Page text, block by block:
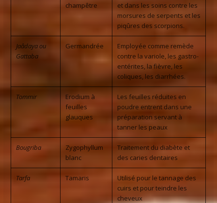
champêtre
et dans les soins contre les
morsures de serpents et les
piqûres des scorpions.
Jaâdaya ou
Gattaba
Germandrée
Employée comme remède
contre la variole, les gastro-
entérites, la fièvre, les
coliques, les diarrhées.
Tommir
Erodium à
feuilles
glauques
Les feuilles réduites en
poudre entrent dans une
préparation servant à
tanner les peaux
Bougriba
Zygophyllum
blanc
Traitement du diabète et
des caries dentaires
Tarfa Tamaris
Utilisé pour le tannage des
cuirs et pour teindre les
cheveux